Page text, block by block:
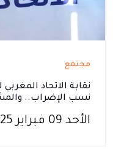
مجتمع
نقابة الاتحاد
نسب الإضراب..
الأحد 09 فبراير 2025